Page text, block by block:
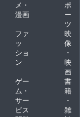
メ・
漫画
ポ
ー
ツ
ファ
ッ
ショ
ン
映
像
・
映
画
ゲー
ム・
サー
ビス
書
籍
・
雑